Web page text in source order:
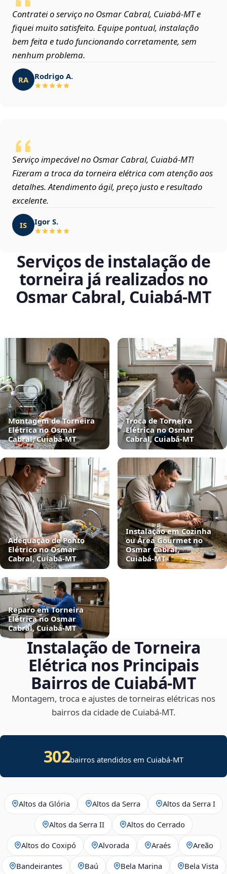
Contratei o serviço no Osmar Cabral, Cuiabá‑MT e
fiquei muito satisfeito. Equipe pontual, instalação
bem feita e tudo funcionando corretamente, sem
nenhum problema.
RA Rodrigo A.
Serviço impecável no Osmar Cabral, Cuiabá‑MT!
Fizeram a troca da torneira elétrica com atenção aos
detalhes. Atendimento ágil, preço justo e resultado
excelente.
IS Igor S.
Serviços de instalação de
torneira já realizados no
Osmar Cabral, Cuiabá‑MT
Montagem de Torneira
Elétrica no Osmar
Cabral, Cuiabá‑MT
Troca de Torneira
Elétrica no Osmar
Cabral, Cuiabá‑MT
Adequação de Ponto
Elétrico no Osmar
Cabral, Cuiabá‑MT
Instalação em Cozinha
ou Área Gourmet no
Osmar Cabral,
Cuiabá‑MT
Reparo em Torneira
Elétrica no Osmar
Cabral, Cuiabá‑MT
Instalação de Torneira
Elétrica nos Principais
Bairros de Cuiabá‑MT
Montagem, troca e ajustes de torneiras elétricas nos
bairros da cidade de Cuiabá‑MT.
302bairros atendidos em Cuiabá-MT
Altos da Glória Altos da Serra Altos da Serra I
Altos da Serra II Altos do Cerrado
Altos do Coxipó Alvorada Araés Areão
Bandeirantes Baú Bela Marina Bela Vista